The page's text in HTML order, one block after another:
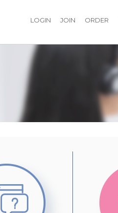
LOGIN JOIN ORDER